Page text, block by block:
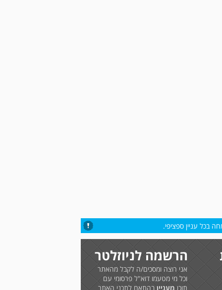
בכל עניין ספציפי.
הרשמה לניוזלטר
אני רוצה ומסכים/ה לקבל מהאתר
וכל מי מטעמו דוא"ל פרסומי עם
תוכן מעניין בהתאם לתכני האתר